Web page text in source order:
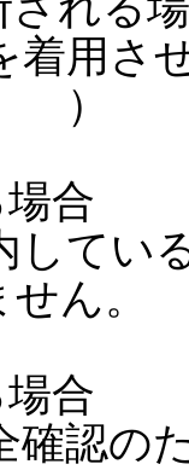
着用さ
）
合
してい
ん。
合
確認の